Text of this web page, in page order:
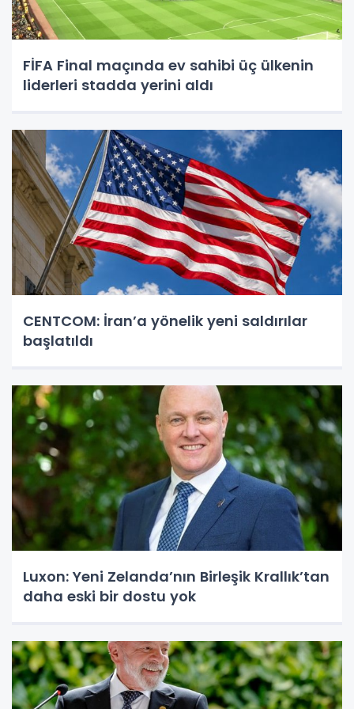
FİFA Final maçında ev sahibi üç ülkenin
liderleri stadda yerini aldı
CENTCOM: İran’a yönelik yeni saldırılar
başlatıldı
Luxon: Yeni Zelanda’nın Birleşik Krallık’tan
daha eski bir dostu yok